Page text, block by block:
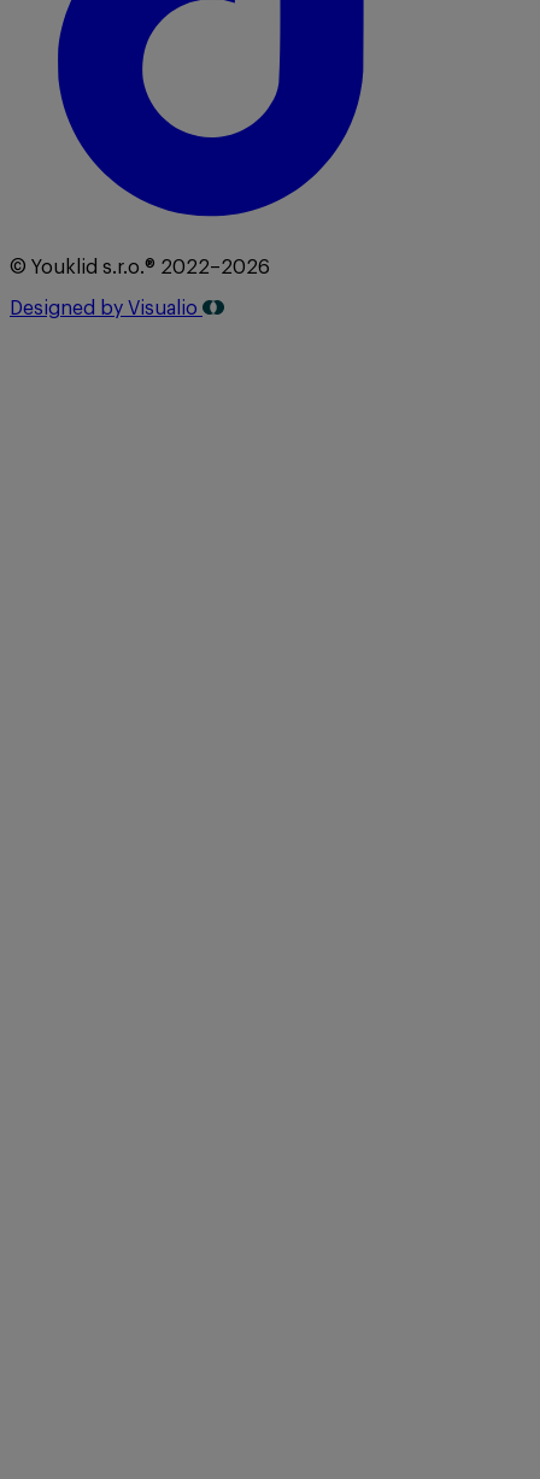
© Youklid s.r.o.® 2022–2026
Designed by Visualio